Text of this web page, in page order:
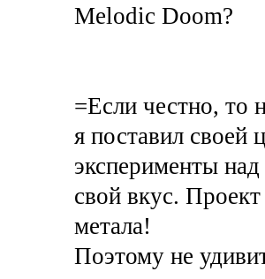
Melodic Doom?
=Если честно, то
я поставил своей
эксперименты
свой вкус.
метала!
Поэтому не